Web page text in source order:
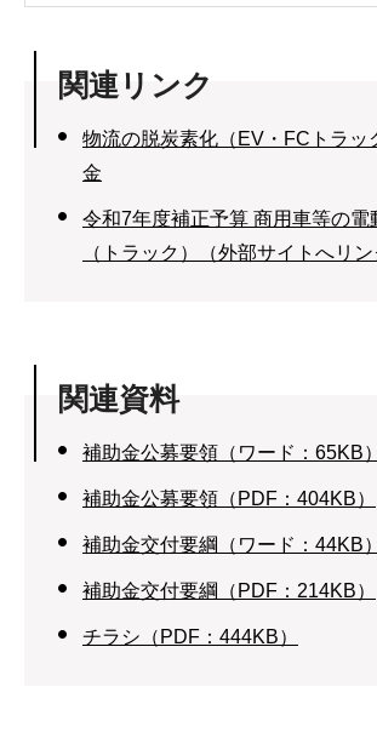
関連リンク
物流の脱炭素化（EV・FCトラッ
金
令和7年度補正予算 商用車等の電
（トラック）（外部サイトへリン
関連資料
補助金公募要領（ワード：65KB）
補助金公募要領（PDF：404KB）
補助金交付要綱（ワード：44KB）
補助金交付要綱（PDF：214KB）
チラシ（PDF：444KB）